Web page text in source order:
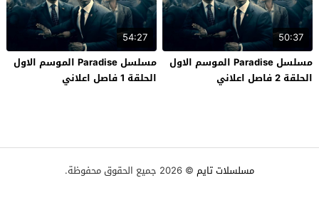
50:37
مسلسل Paradise الموسم الاول
الحلقة 2 فاصل اعلاني
54:27
مسلسل Paradise الموسم الاول
الحلقة 1 فاصل اعلاني
مسلسلات تايم © 2026 جميع الحقوق محفوظة.